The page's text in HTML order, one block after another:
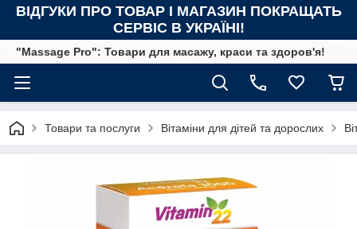
ВІДГУКИ ПРО ТОВАР І МАГАЗИН ПОКРАЩАТЬ
СЕРВІС В УКРАЇНІ!
"Massage Pro": Товари для масажу, краси та здоров'я!
Товари та послуги Вітаміни для дітей та дорослих